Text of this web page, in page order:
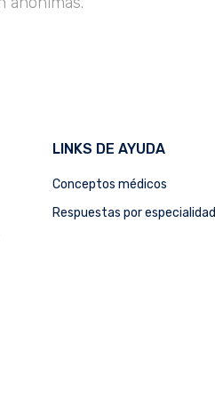
LINKS DE AYUDA
Conceptos médicos
Respuestas por especialidad